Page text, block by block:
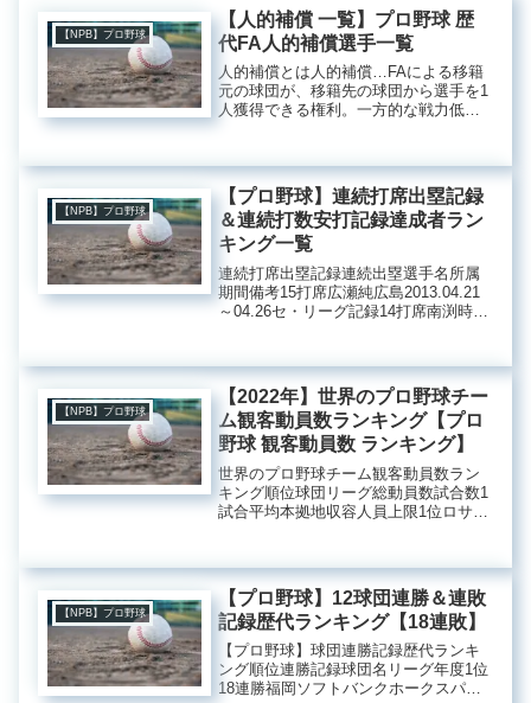
【NPB】プロ野球
【人的補償 一覧】プロ野球 歴
代FA人的補償選手一覧
人的補償とは人的補償…FAによる移籍
元の球団が、移籍先の球団から選手を1
人獲得できる権利。一方的な戦力低下
した28人の選手FA権取得により外国人
枠の適用外になった選手を...
【NPB】プロ野球
【プロ野球】連続打席出塁記録
＆連続打数安打記録達成者ラン
キング一覧
連続打席出塁記録連続出塁選手名所属
期間備考15打席広瀬純広島2013.04.21
～04.26セ・リーグ記録14打席南渕時高
原道大日本ハム20...
【NPB】プロ野球
【2022年】世界のプロ野球チー
ム観客動員数ランキング【プロ
野球 観客動員数 ランキング】
世界のプロ野球チーム観客動員数ラン
キング順位球団リーグ総動員数試合数1
試合平均本拠地収容人員上限1位ロサン
トルイス・カージナルス
MLB3,320,5518140,...
【NPB】プロ野球
【プロ野球】12球団連勝＆連敗
記録歴代ランキング【18連敗】
【プロ野球】球団連勝記録歴代ランキ
ング順位連勝記録球団名リーグ年度1位
18連勝福岡ソフトバンクホークスパ・